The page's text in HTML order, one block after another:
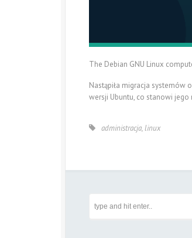
The Debian GNU Linux
Nastąpiła migracja systemów
wersji Ubuntu, co stanowi
administracja,linux